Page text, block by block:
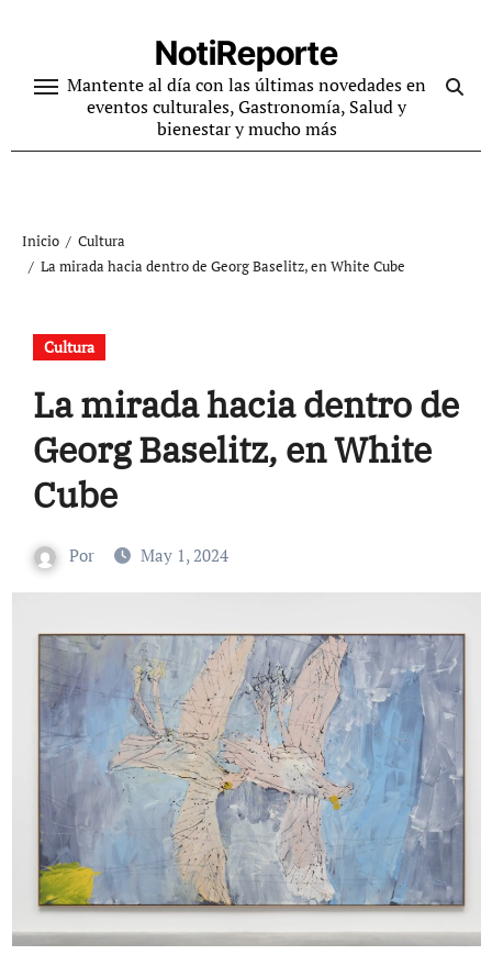
contenido
NotiReporte
Mantente al día con las últimas novedades en
eventos culturales, Gastronomía, Salud y
bienestar y mucho más
Inicio
Cultura
La mirada hacia dentro de Georg Baselitz, en White Cube
Cultura
La mirada hacia dentro de
Georg Baselitz, en White
Cube
Por May 1, 2024